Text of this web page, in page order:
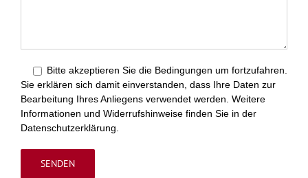
Bitte akzeptieren Sie die Bedingungen um fortzufahren.
Sie erklären sich damit einverstanden, dass Ihre Daten zur
Bearbeitung Ihres Anliegens verwendet werden. Weitere
Informationen und Widerrufshinweise finden Sie in der
Datenschutzerklärung.